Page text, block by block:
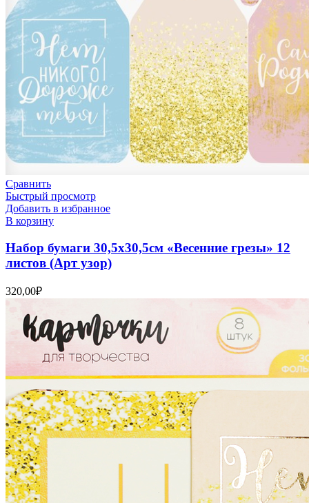
Сравнить
Быстрый просмотр
Добавить в избранное
В корзину
Набор бумаги 30,5х30,5см «Весенние грезы» 12
листов (Арт узор)
320,00₽